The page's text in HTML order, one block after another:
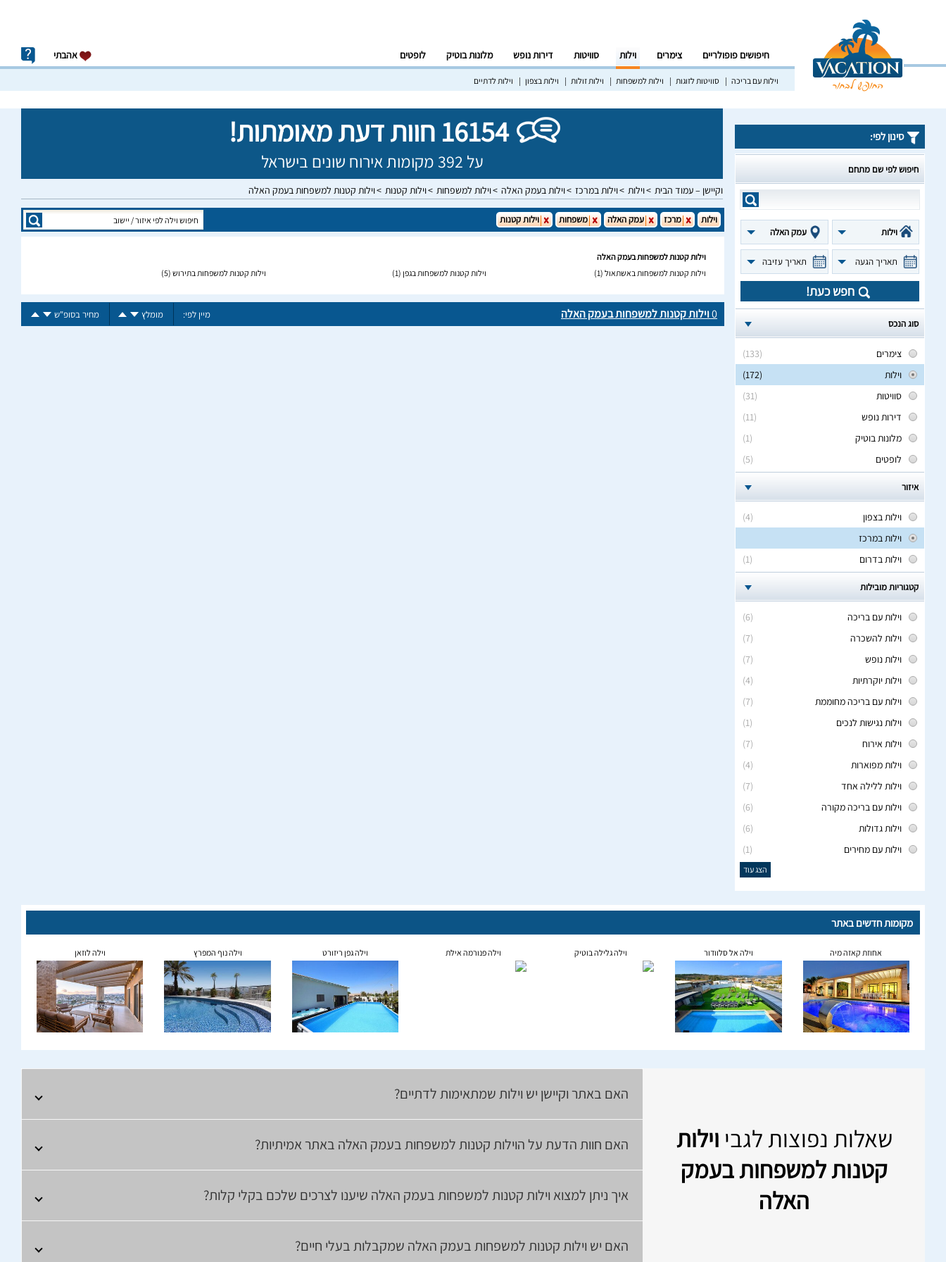
חיפושים פופולריים צימרים וילות סוויטות דירות נופש מלונות בוטיק לופטים אהבתי
וילות עם בריכה סוויטות לזוגות וילות למשפחות וילות זולות וילות בצפון וילות לדתיים
16154 חוות דעת מאומתות!
על 392 מקומות אירוח שונים בישראל
וקיישן – עמוד הבית וילות וילות במרכז וילות בעמק האלה וילות למשפחות וילות קטנות וילות קטנות למשפחות בעמק האלה
סינון לפי:
חיפוש לפי שם מתחם
וילות עמק האלה
תאריך הגעה תאריך עזיבה
חפש כעת!
סוג הנכס
(133)
צימרים
(172)
וילות
(31)
סוויטות
(11)
דירות נופש
(1)
מלונות בוטיק
(5)
לופטים
איזור
(4)
וילות בצפון
וילות במרכז
(1)
וילות בדרום
קטגוריות מובילות
(6)
וילות עם בריכה
(7)
וילות להשכרה
(7)
וילות נופש
(4)
וילות יוקרתיות
(7)
וילות עם בריכה מחוממת
(1)
וילות נגישות לנכים
(7)
וילות אירוח
(4)
וילות מפוארות
(7)
וילות ללילה אחד
(6)
וילות עם בריכה מקורה
(6)
וילות גדולות
(1)
וילות עם מחירים
הצג עוד
וילות מרכז עמק האלה משפחות וילות קטנות
וילות קטנות למשפחות בעמק האלה
וילות קטנות למשפחות באשתאול (1) וילות קטנות למשפחות בגפן (1) וילות קטנות למשפחות בתירוש (5)
0וילות קטנות למשפחות בעמק האלה מיין לפי: מומלץ מחיר בסופ"ש
מקומות חדשים באתר
אחוזת קאזה מיה וילה אל סלוודור וילה גלילה בוטיק וילה פנורמה אילת וילה גפן ריזורט וילה נוף המפרץ וילה לוזאן
שאלות נפוצות לגבי וילות
קטנות למשפחות בעמק
האלה
האם באתר וקיישן יש וילות שמתאימות לדתיים?
האם חוות הדעת על הוילות קטנות למשפחות בעמק האלה באתר אמיתיות?
איך ניתן למצוא וילות קטנות למשפחות בעמק האלה שיענו לצרכים שלכם בקלי קלות?
האם יש וילות קטנות למשפחות בעמק האלה שמקבלות בעלי חיים?